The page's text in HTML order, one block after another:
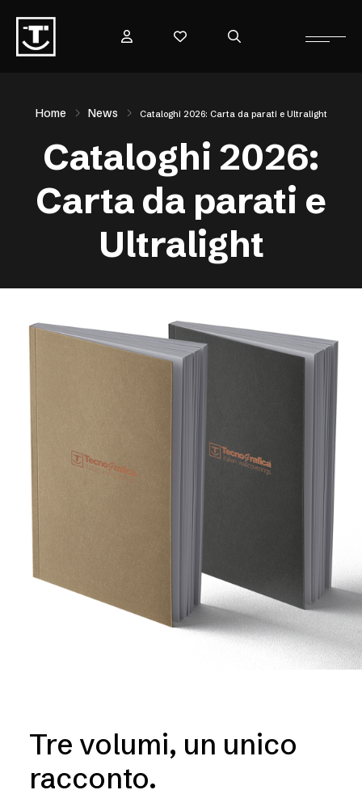
Home News Cataloghi 2026: Carta da parati e Ultralight
Cataloghi 2026:
Carta da parati e
Ultralight
Tre volumi, un unico
racconto.